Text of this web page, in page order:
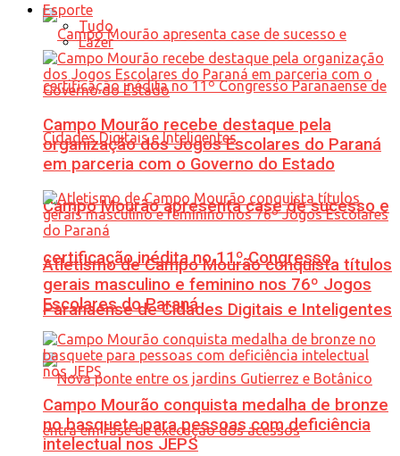
Campo Mourão apresenta case de sucesso e
certificação inédita no 11º Congresso
Paranaense de Cidades Digitais e Inteligentes
Esporte
Tudo
Lazer
Campo Mourão recebe destaque pela
organização dos Jogos Escolares do Paraná
em parceria com o Governo do Estado
Atletismo de Campo Mourão conquista títulos
gerais masculino e feminino nos 76º Jogos
Escolares do Paraná
Campo Mourão conquista medalha de bronze
no basquete para pessoas com deficiência
intelectual nos JEPS